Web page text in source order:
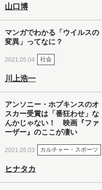
山口博
マンガでわかる「ウイルスの
変異」ってなに？
2021.05.04 社会
川上浩一
アンソニー・ホプキンスのオ
スカー受賞は「番狂わせ」な
んかじゃない！ 映画『ファ
ーザー』のここが凄い
2021.05.03 カルチャー・スポーツ
ヒナタカ